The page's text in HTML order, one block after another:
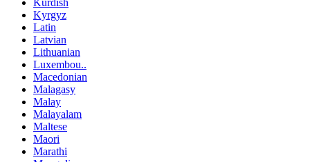
Kyrgyz
Latin
Latvian
Lithuanian
Luxembou..
Macedonian
Malagasy
Malay
Malayalam
Maltese
Maori
Marathi